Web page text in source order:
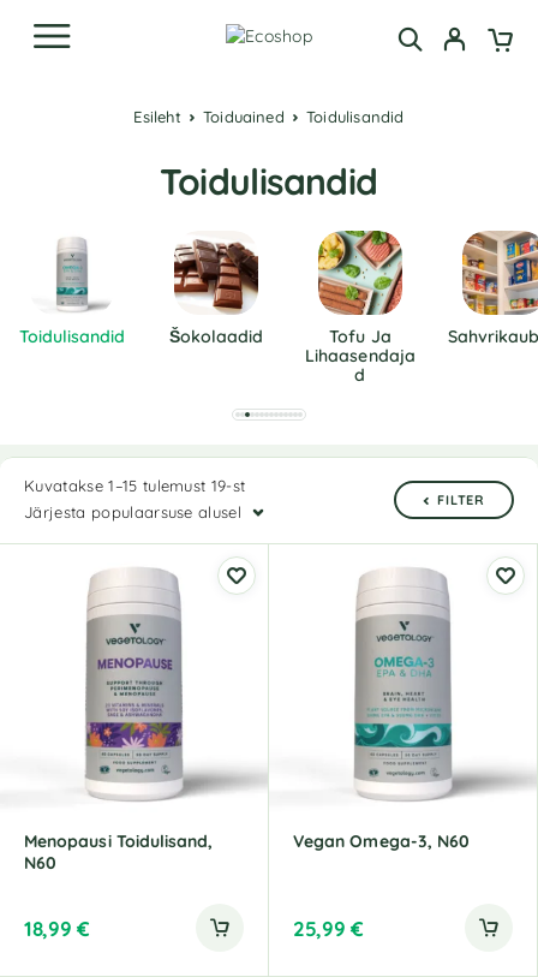
Esileht Toiduained Toidulisandid
Toidulisandid
Toidulisandid Šokolaadid
Tofu Ja
Lihaasendaja
D
Kuvatakse 1–15 tulemust 19-st
Järjesta populaarsuse alusel
FILTER
Menopausi Toidulisand,
N60
18,99 €
Vegan Omega-3, N60
25,99 €